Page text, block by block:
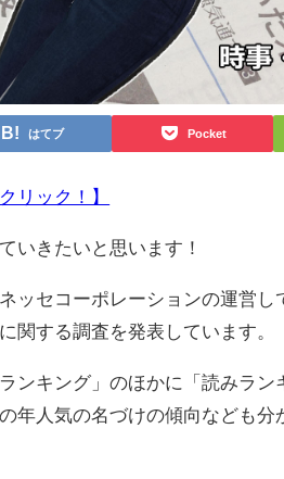
はてブ Pocket
リック！】
いきたいと思います！
セコーポレーションの運営し
関する調査を発表しています。
ンキング」のほかに「読みラン
年人気の名づけの傾向なども分